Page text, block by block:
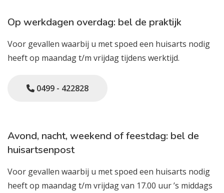
Op werkdagen overdag: bel de praktijk
Voor gevallen waarbij u met spoed een huisarts nodig
heeft op maandag t/m vrijdag tijdens werktijd.
0499 - 422828
Avond, nacht, weekend of feestdag: bel de
huisartsenpost
Voor gevallen waarbij u met spoed een huisarts nodig
heeft op maandag t/m vrijdag van 17.00 uur ’s middags